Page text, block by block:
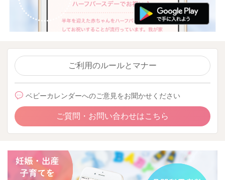
ご利用のルールとマナー
ベビーカレンダーへのご意見をお聞かせください
ご質問・お問い合わせはこちら